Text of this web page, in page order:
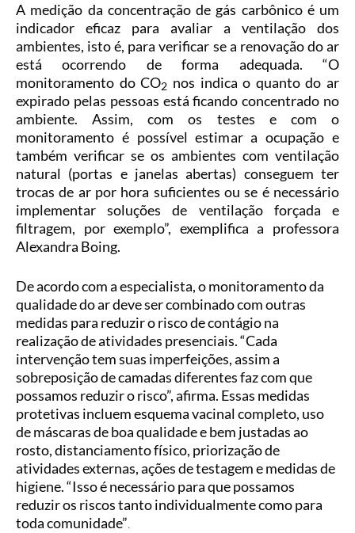
A medição da concentração de gás carbônico é um
indicador eficaz para avaliar a ventilação dos
ambientes, isto é, para verificar se a renovação do ar
está ocorrendo de forma adequada. “O
monitoramento do CO2 nos indica o quanto do ar
expirado pelas pessoas está ficando concentrado no
ambiente. Assim, com os testes e com o
monitoramento é possível estimar a ocupação e
também verificar se os ambientes com ventilação
natural (portas e janelas abertas) conseguem ter
trocas de ar por hora suficientes ou se é necessário
implementar soluções de ventilação forçada e
filtragem, por exemplo”, exemplifica a professora
Alexandra Boing.
De acordo com a especialista, o monitoramento da
qualidade do ar deve ser combinado com outras
medidas para reduzir o risco de contágio na
realização de atividades presenciais. “Cada
intervenção tem suas imperfeições, assim a
sobreposição de camadas diferentes faz com que
possamos reduzir o risco”, afirma. Essas medidas
protetivas incluem esquema vacinal completo, uso
de máscaras de boa qualidade e bem justadas ao
rosto, distanciamento físico, priorização de
atividades externas, ações de testagem e medidas de
higiene. “Isso é necessário para que possamos
reduzir os riscos tanto individualmente como para
toda comunidade”.